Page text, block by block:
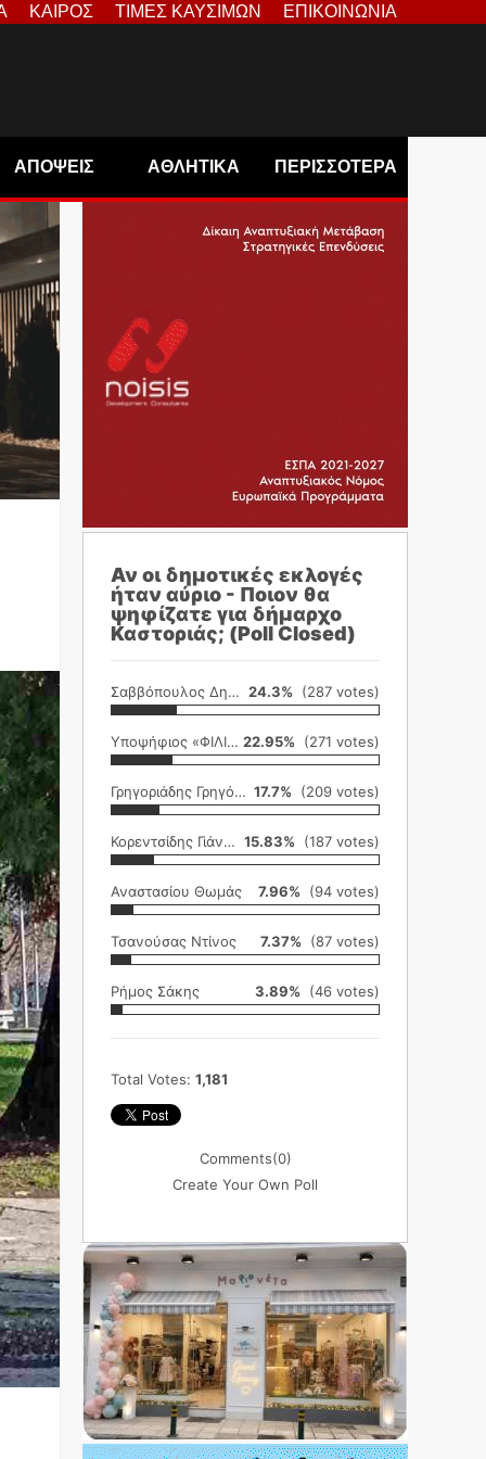
ΚΑΙΡΟΣ ΤΙΜΕΣ ΚΑΥΣΙΜΩΝ ΕΠΙΚΟΙΝΩΝΙΑ
ΑΠΟΨΕΙΣ ΑΘΛΗΤΙΚΑ ΠΕΡΙΣΣΟΤΕΡΑ
Αν οι δημοτικές εκλογές
ήταν αύριο - Ποιον θα
ψηφίζατε για δήμαρχο
Καστοριάς; (Poll Closed)
Σαββόπουλος Δημήτρης 24.3% (287 votes)
Υποψήφιος «ΦΙΛΙΚΗ ΕΤΑΙΡΕΙΑ» 22.95% (271 votes)
Γρηγοριάδης Γρηγόρης 17.7% (209 votes)
Κορεντσίδης Γιάννης 15.83% (187 votes)
Αναστασίου Θωμάς 7.96% (94 votes)
Τσανούσας Ντίνος 7.37% (87 votes)
Ρήμος Σάκης 3.89% (46 votes)
Total Votes: 1,181
Comments(0)
Create Your Own Poll